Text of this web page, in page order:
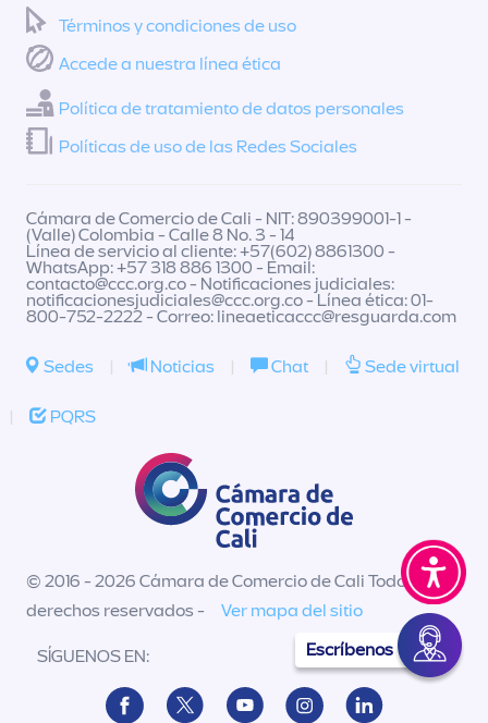
Escríbenos
Términos y condiciones de uso
Accede a nuestra línea ética
Política de tratamiento de datos personales
Políticas de uso de las Redes Sociales
Cámara de Comercio de Cali - NIT: 890399001-1 -
(Valle) Colombia - Calle 8 No. 3 - 14
Línea de servicio al cliente: +57(602) 8861300 -
WhatsApp: +57 318 886 1300 - Email:
contacto@ccc.org.co- Notificaciones judiciales:
notificacionesjudiciales@ccc.org.co- Línea ética: 01-
800-752-2222 - Correo: lineaeticaccc@resguarda.com
Sedes | Noticias | Chat | Sede virtual
| PQRS
© 2016 - 2026 Cámara de Comercio de Cali Todos los
derechos reservados -
Ver mapa del sitio
SÍGUENOS EN: